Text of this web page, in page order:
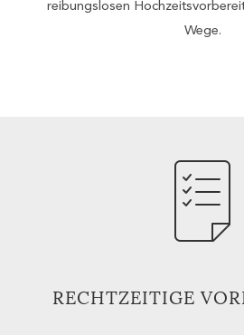
reibungslosen
Wege.
RECHTZEITIGE